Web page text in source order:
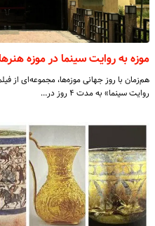
موزه به روایت سینما در موزه
هم‌زمان با روز جهانی موزه‌ها، مجموعه‌ای
روایت سینما» به مدت ۴ روز در…